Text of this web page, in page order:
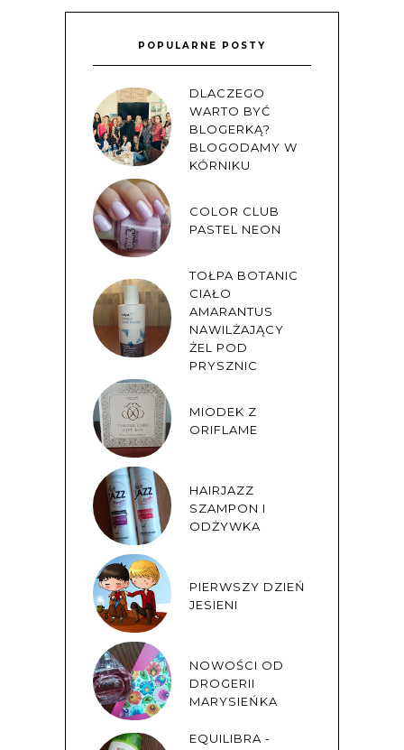
POPULARNE POSTY
DLACZEGO
WARTO BYĆ
BLOGERKĄ?
BLOGODAMY W
KÓRNIKU
COLOR CLUB
PASTEL NEON
TOŁPA BOTANIC
CIAŁO
AMARANTUS
NAWILŻAJĄCY
ŻEL POD
PRYSZNIC
MIODEK Z
ORIFLAME
HAIRJAZZ
SZAMPON I
ODŻYWKA
PIERWSZY DZIEŃ
JESIENI
NOWOŚCI OD
DROGERII
MARYSIEŃKA
EQUILIBRA -